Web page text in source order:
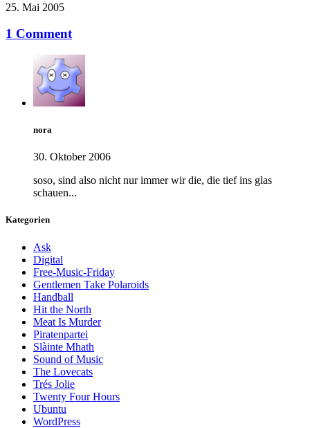
25. Mai 2005
1 Comment
nora
30. Oktober 2006
soso, sind also nicht nur immer wir die, die tief ins glas
schauen...
Kategorien
Ask
Digital
Free-Music-Friday
Gentlemen Take Polaroids
Handball
Hit the North
Meat Is Murder
Piratenpartei
Slàinte Mhath
Sound of Music
The Lovecats
Trés Jolie
Twenty Four Hours
Ubuntu
WordPress